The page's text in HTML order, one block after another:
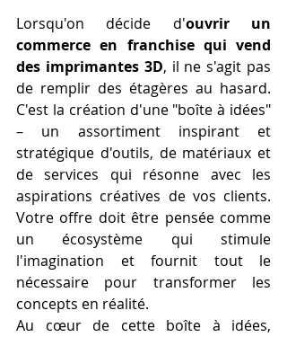
Lorsqu'on décide d'ouvrir un
commerce en franchise qui vend
des imprimantes 3D, il ne s'agit pas
de remplir des étagères au hasard.
C'est la création d'une "boîte à idées"
– un assortiment inspirant et
stratégique d'outils, de matériaux et
de services qui résonne avec les
aspirations créatives de vos clients.
Votre offre doit être pensée comme
un écosystème qui stimule
l'imagination et fournit tout le
nécessaire pour transformer les
concepts en réalité.
Au cœur de cette boîte à idées,